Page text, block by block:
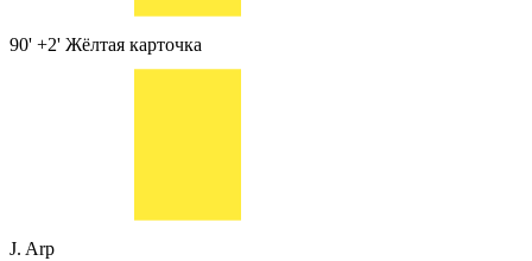
90' +2' Жёлтая карточка
J. Arp